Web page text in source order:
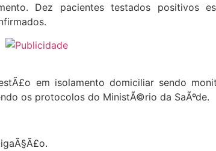
Dez pacientes testados positivos
em isolamento domiciliar sendo
os protocolos do MinistÃ©rio da SaÃºde.